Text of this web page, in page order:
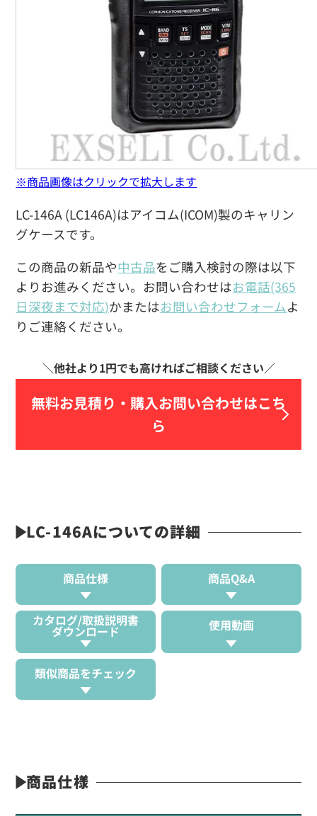
LC-146A (LC146A)はアイコム(ICOM)製のキャリン
グケースです。
この商品の新品や中古品をご購入検討の際は以下
よりお進みください。お問い合わせはお電話(365
日深夜まで対応)かまたはお問い合わせフォームよ
りご連絡ください。
無料お見積り・ 購入お問い合わせはこち
ら
※商品画像はクリックで拡大します
LC-146Aについての詳細
商品仕様 商品Q&A
カタログ/取扱説明書
ダウンロード 使用動画
類似商品をチェック
商品仕様